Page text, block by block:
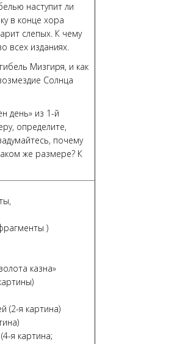
наступит ли
в конце хора
слепых. К чему
всех изданиях.
Мизгиря, и как
Солнца
день» из 1-й
определите,
почему
же размере? К
)
казна»
(2-я картина)
я картина;